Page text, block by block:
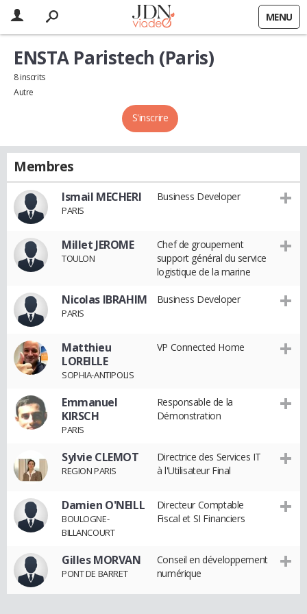
MENU
S'inscrire
ENSTA Paristech (Paris)
8 inscrits
Autre
Membres
Ismail MECHERI
PARIS
Business Developer
Millet JEROME
TOULON
Chef de groupement
support général du service
logistique de la marine
Nicolas IBRAHIM
PARIS
Business Developer
Matthieu
LOREILLE
SOPHIA-ANTIPOLIS
VP Connected Home
Emmanuel
KIRSCH
PARIS
Responsable de la
Démonstration
Sylvie CLEMOT
REGION PARIS
Directrice des Services IT
à l'Utilisateur Final
Damien O'NEILL
BOULOGNE-
BILLANCOURT
Directeur Comptable
Fiscal et SI Financiers
Gilles MORVAN
PONT DE BARRET
Conseil en développement
numérique